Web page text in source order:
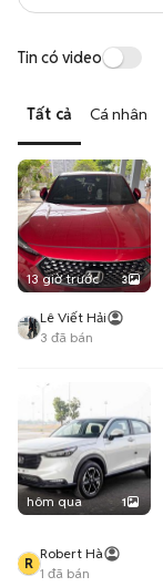
Tin có video
Tất cả Cá nhân
13 giờ trước 3
Lê Viết Hải
3 đã bán
hôm qua 1
R
Robert Hà
1 đã bán